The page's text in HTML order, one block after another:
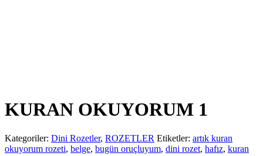
KURAN OKUYORUM 1
Kategoriler: Dini Rozetler, ROZETLER Etiketler: artık kuran
okuyorum rozeti, belge, bugün oruçluyum, dini rozet, hafız, kuran